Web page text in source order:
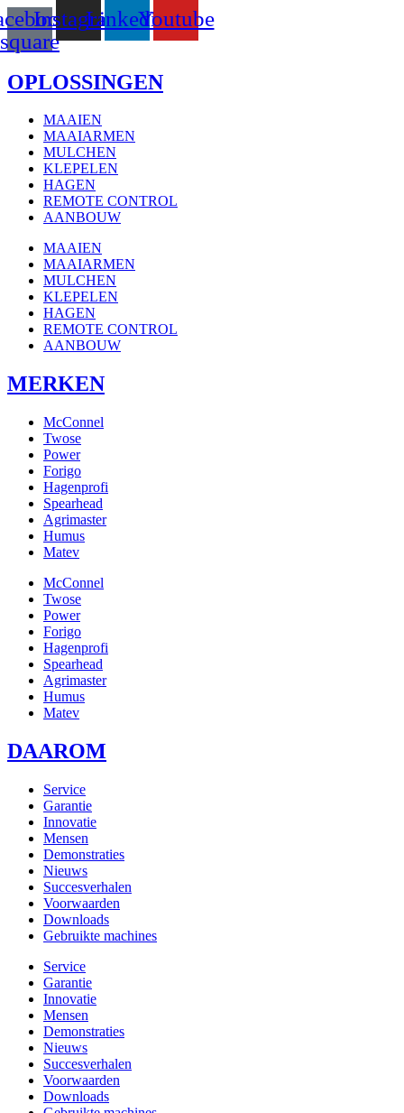
square
InstagramLinkedinYoutube
OPLOSSINGEN
MAAIEN
MAAIARMEN
MULCHEN
KLEPELEN
HAGEN
REMOTE CONTROL
AANBOUW
MAAIEN
MAAIARMEN
MULCHEN
KLEPELEN
HAGEN
REMOTE CONTROL
AANBOUW
MERKEN
McConnel
Twose
Power
Forigo
Hagenprofi
Spearhead
Agrimaster
Humus
Matev
McConnel
Twose
Power
Forigo
Hagenprofi
Spearhead
Agrimaster
Humus
Matev
DAAROM
Service
Garantie
Innovatie
Mensen
Demonstraties
Nieuws
Succesverhalen
Voorwaarden
Downloads
Gebruikte machines
Service
Garantie
Innovatie
Mensen
Demonstraties
Nieuws
Succesverhalen
Voorwaarden
Downloads